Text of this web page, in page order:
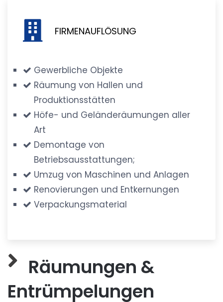
FIRMENAUFLÖSUNG
Gewerbliche Objekte
Räumung von Hallen und
Produktionsstätten
Höfe- und Geländeräumungen aller
Art
Demontage von
Betriebsausstattungen;
Umzug von Maschinen und Anlagen
Renovierungen und Entkernungen
Verpackungsmaterial
Räumungen &
Entrümpelungen